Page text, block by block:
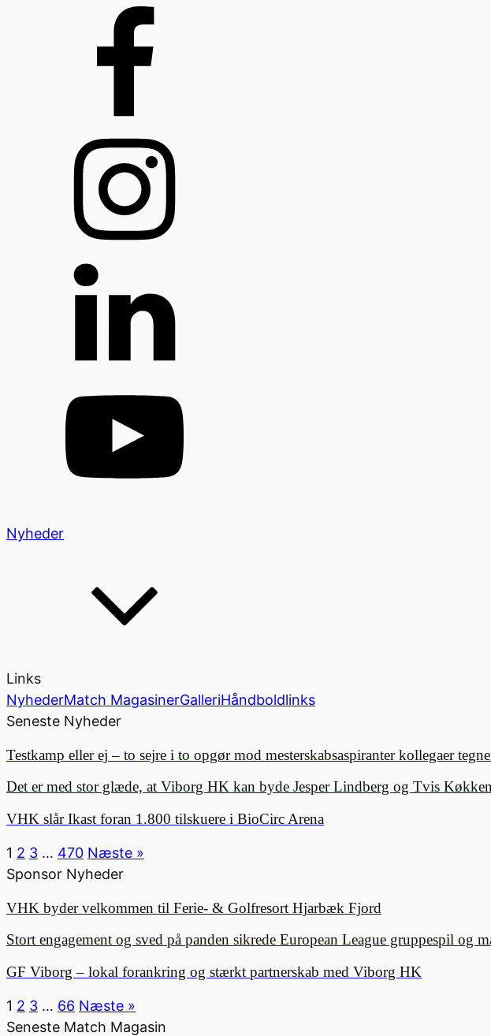
Nyheder
Links
NyhederMatch MagasinerGalleriHåndboldlinks
Seneste Nyheder
Testkamp eller ej – to sejre i to opgør mod mesterskabsaspiranter kollegaer
Det er med stor glæde, at Viborg HK kan byde Jesper Lindberg og Tvis
VHK slår Ikast foran 1.800 tilskuere i BioCirc Arena
1 2 3 … 470 Næste »
Sponsor Nyheder
VHK byder velkommen til Ferie- & Golfresort Hjarbæk Fjord
Stort engagement og sved på panden sikrede European League gruppespil og
GF Viborg – lokal forankring og stærkt partnerskab med Viborg HK
1 2 3 … 66 Næste »
Seneste Match Magasin